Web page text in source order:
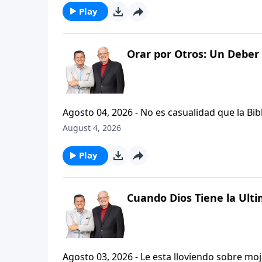
Play
Orar por Otros: Un Deber
Agosto 04, 2026 - No es casualidad que la Biblia contenga
profetas, apostoles...de gente comun y
especifica.
August 4, 2026
Play
Cuando Dios Tiene la
Agosto 03, 2026 - Le esta lloviendo sobre mojado? Siente que el dolor y el sufrimiento se han